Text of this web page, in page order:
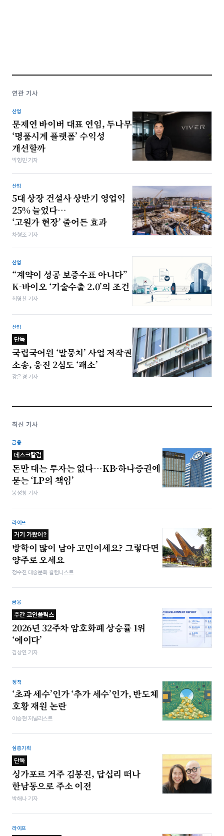
연관 기사
산업
문제연 바이버 대표 연임, 두나무
‘명품시계 플랫폼’ 수익성
개선할까
박형민 기자
산업
5대 상장 건설사 상반기 영업익
25% 늘었다…
‘고원가 현장’ 줄어든 효과
차형조 기자
산업
“계약이 성공 보증수표 아니다”
K-바이오 ‘기술수출 2.0’의 조건
최영찬 기자
산업
단독
국립국어원 ‘말뭉치’ 사업 저작권
소송, 웅진 2심도 ‘패소’
강은경 기자
최신 기사
금융
데스크칼럼
돈만 대는 투자는 없다…KB·하나증권에
묻는 ‘LP의 책임’
봉성창 기자
라이프
거기 가봤어?
방학이 많이 남아 고민이세요? 그렇다면
양주로 오세요
정수진 대중문화 칼럼니스트
금융
주간 코인플릭스
2026년 32주차 암호화폐 상승률 1위
‘에이다’
김상연 기자
정책
‘초과 세수’인가 ‘추가 세수’인가, 반도체
호황 재원 논란
이승현 저널리스트
심층기획
단독
싱가포르 거주 김봉진, 답십리 떠나
한남동으로 주소 이전
박해나 기자
라이프